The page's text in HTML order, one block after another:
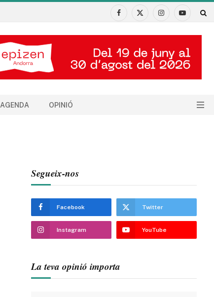
Facebook
X
InstagramYouTube
AGENDA OPINIÓ
Segueix-nos
Facebook Twitter
Instagram YouTube
La teva opinió importa